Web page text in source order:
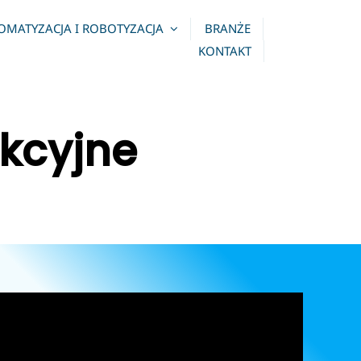
I ROBOTYZACJA
BRANŻE
KONTAKT